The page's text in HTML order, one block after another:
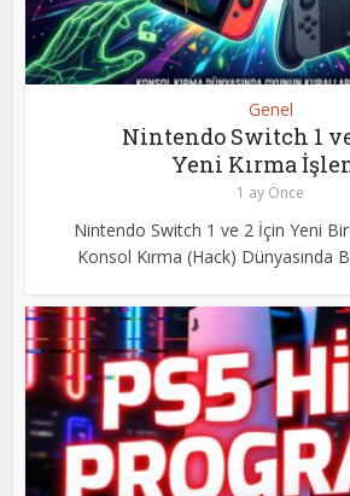
Genel
Nintendo Switch 1
Yeni Kırma
1 ay Önce
Nintendo Switch 1 ve 2 İçin Yeni Bir
Konsol Kırma (Hack) Dünyasında